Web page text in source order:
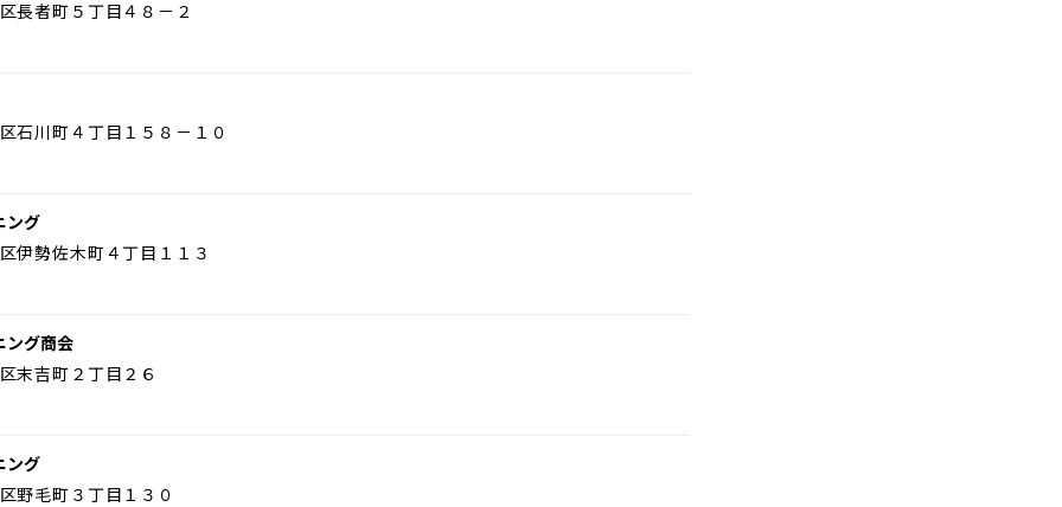
長者町５丁目４８－２
石川町４丁目１５８－１０
ング
伊勢佐木町４丁目１１３
ング商会
末吉町２丁目２６
ング
野毛町３丁目１３０